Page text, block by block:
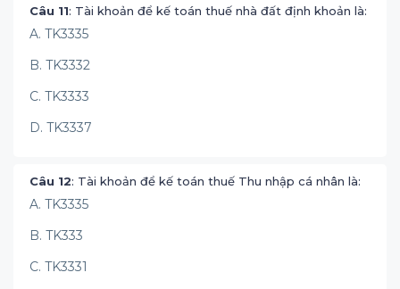
Câu 11: Tài khoản để kế toán thuế nhà đất định khoản là:
A. TK3335
B. TK3332
C. TK3333
D. TK3337
Câu 12: Tài khoản để kế toán thuế Thu nhập cá nhân là:
A. TK3335
B. TK333
C. TK3331